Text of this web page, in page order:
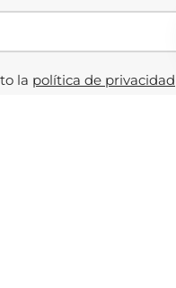
la política de privacidad